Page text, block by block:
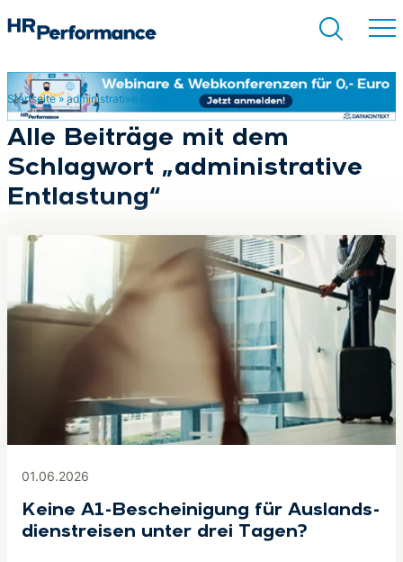
Suchen
Startseite» administrative Entlastung
Alle Beiträge mit dem
Schlagwort „administrative
Entlastung“
01.06.2026
Keine A1-Be­schei­ni­gung für Aus­lands­
dienst­rei­sen unter drei Tagen?